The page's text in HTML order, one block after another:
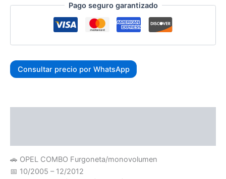
Pago seguro garantizado
Consultar precio por WhatsApp
🚗 OPEL COMBO Furgoneta/monovolumen
📅 10/2005 – 12/2012